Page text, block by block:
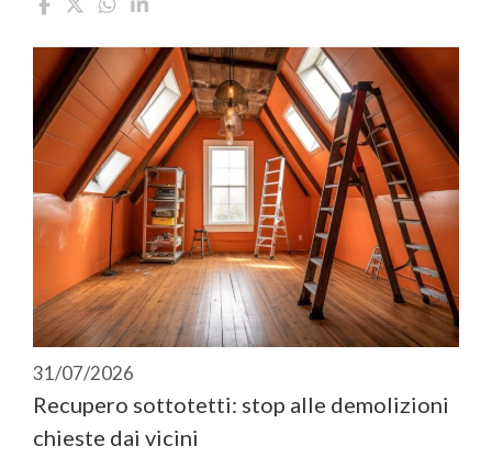
31/07/2026
Recupero sottotetti: stop alle demolizioni
chieste dai vicini